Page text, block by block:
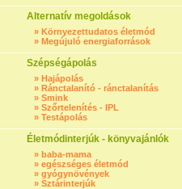
Alternatív megoldások
» Környezettudatos életmód
» Megújuló energiaforrások
Szépségápolás
» Hajápolás
» Ránctalanító - ránctalanítás
» Smink
» Szőrtelenítés - IPL
» Testápolás
Életmódinterjúk - könyvajánlók
» baba-mama
» egészséges életmód
» gyógynövények
» Sztárinterjúk